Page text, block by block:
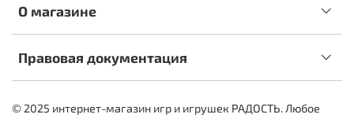
О магазине
Правовая документация
© 2025 интернет-магазин игр и игрушек РАДОСТЬ. Любое